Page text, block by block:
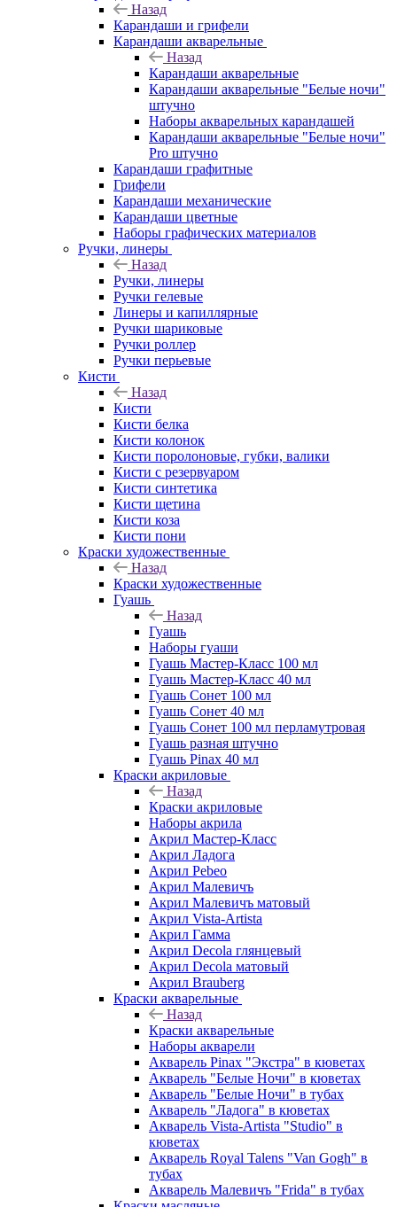
Назад
Карандаши и грифели
Карандаши акварельные
Назад
Карандаши акварельные
Карандаши акварельные "Белые ночи"
штучно
Наборы акварельных карандашей
Карандаши акварельные "Белые ночи"
Pro штучно
Карандаши графитные
Грифели
Карандаши механические
Карандаши цветные
Наборы графических материалов
Ручки, линеры
Назад
Ручки, линеры
Ручки гелевые
Линеры и капиллярные
Ручки шариковые
Ручки роллер
Ручки перьевые
Кисти
Назад
Кисти
Кисти белка
Кисти колонок
Кисти поролоновые, губки, валики
Кисти с резервуаром
Кисти синтетика
Кисти щетина
Кисти коза
Кисти пони
Краски художественные
Назад
Краски художественные
Гуашь
Назад
Гуашь
Наборы гуаши
Гуашь Мастер-Класс 100 мл
Гуашь Мастер-Класс 40 мл
Гуашь Сонет 100 мл
Гуашь Сонет 40 мл
Гуашь Сонет 100 мл перламутровая
Гуашь разная штучно
Гуашь Pinax 40 мл
Краски акриловые
Назад
Краски акриловые
Наборы акрила
Акрил Мастер-Класс
Акрил Ладога
Акрил Pebeo
Акрил Малевичъ
Акрил Малевичъ матовый
Акрил Vista-Artista
Акрил Гамма
Акрил Decola глянцевый
Акрил Decola матовый
Акрил Brauberg
Краски акварельные
Назад
Краски акварельные
Наборы акварели
Акварель Pinax "Экстра" в кюветах
Акварель "Белые Ночи" в кюветах
Акварель "Белые Ночи" в тубах
Акварель "Ладога" в кюветах
Акварель Vista-Artista "Studio" в
кюветах
Акварель Royal Talens "Van Gogh" в
тубах
Акварель Малевичъ "Frida" в тубах